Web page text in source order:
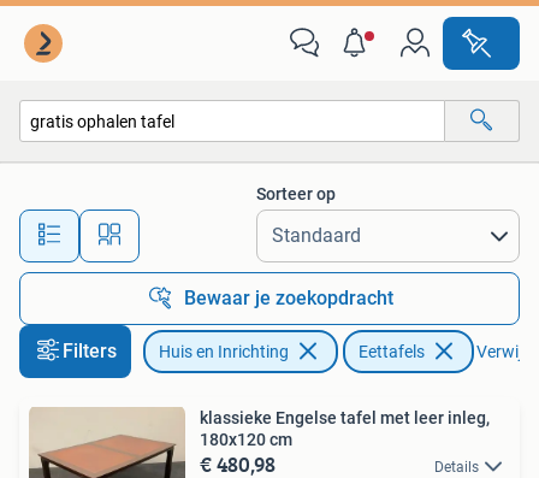
Alle afstanden…
Sorteer op
Bewaar je zoekopdracht
Filters Huis en Inrichting Eettafels
klassieke Engelse tafel met leer inleg,
180x120 cm
€ 480,98 Details